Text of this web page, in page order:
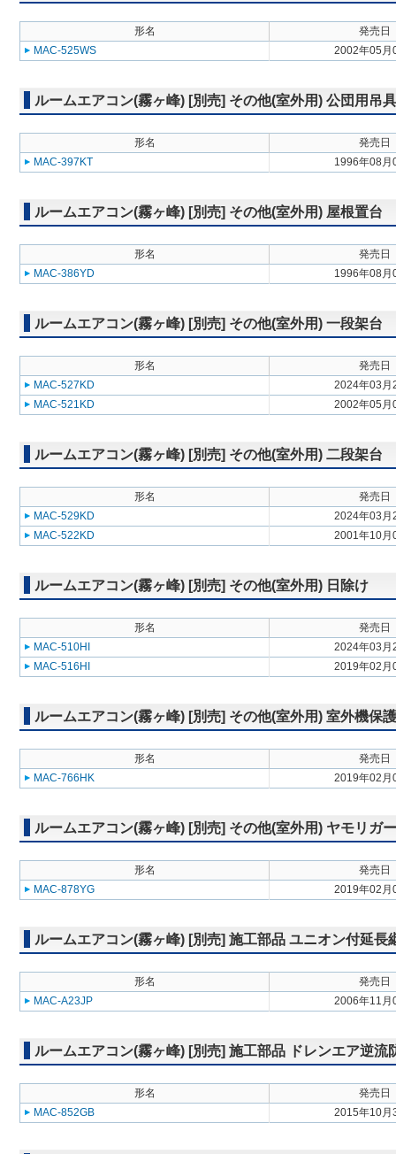
形名
発売日
MAC-525WS
2002年05月
ルームエアコン(霧ヶ峰) [別売] その他(室外用) 公団用吊具
形名
発売日
MAC-397KT
1996年08月
ルームエアコン(霧ヶ峰) [別売] その他(室外用) 屋根置台
形名
発売日
MAC-386YD
1996年08月
ルームエアコン(霧ヶ峰) [別売] その他(室外用) 一段架台
形名
発売日
MAC-527KD
2024年03月
MAC-521KD
2002年05月
ルームエアコン(霧ヶ峰) [別売] その他(室外用) 二段架台
形名
発売日
MAC-529KD
2024年03月
MAC-522KD
2001年10月
ルームエアコン(霧ヶ峰) [別売] その他(室外用) 日除け
形名
発売日
MAC-510HI
2024年03月
MAC-516HI
2019年02月
ルームエアコン(霧ヶ峰) [別売] その他(室外用) 室外機保
形名
発売日
MAC-766HK
2019年02月
ルームエアコン(霧ヶ峰) [別売] その他(室外用) ヤモリガ
形名
発売日
MAC-878YG
2019年02月
ルームエアコン(霧ヶ峰) [別売] 施工部品 ユニオン付延長
形名
発売日
MAC-A23JP
2006年11月
ルームエアコン(霧ヶ峰) [別売] 施工部品 ドレンエア逆流
形名
発売日
MAC-852GB
2015年10月